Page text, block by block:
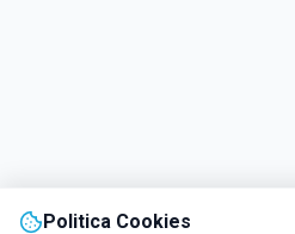
Politica Cookies